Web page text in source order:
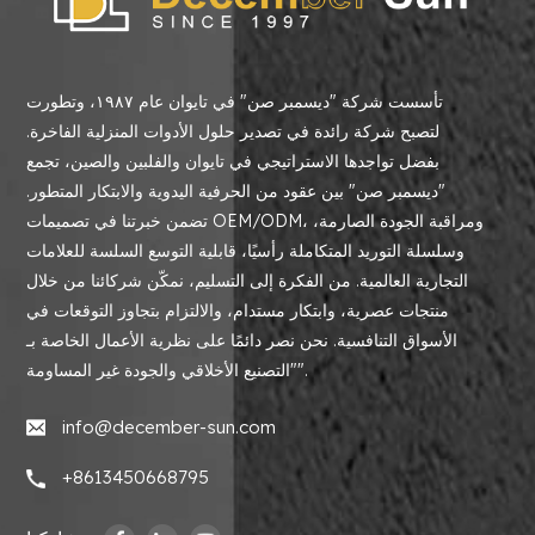
تأسست شركة "ديسمبر صن" في تايوان عام ١٩٨٧، وتطورت
لتصبح شركة رائدة في تصدير حلول الأدوات المنزلية الفاخرة.
بفضل تواجدها الاستراتيجي في تايوان والفلبين والصين، تجمع
"ديسمبر صن" بين عقود من الحرفية اليدوية والابتكار المتطور.
تضمن خبرتنا في تصميمات OEM/ODM، ومراقبة الجودة الصارمة،
وسلسلة التوريد المتكاملة رأسيًا، قابلية التوسع السلسة للعلامات
التجارية العالمية. من الفكرة إلى التسليم، نمكّن شركائنا من خلال
منتجات عصرية، وابتكار مستدام، والالتزام بتجاوز التوقعات في
الأسواق التنافسية. نحن نصر دائمًا على نظرية الأعمال الخاصة بـ
"التصنيع الأخلاقي والجودة غير المساومة".
info@december-sun.com
+8613450668795